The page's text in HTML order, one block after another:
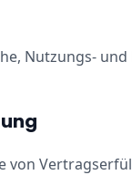
Nutzungs-
von